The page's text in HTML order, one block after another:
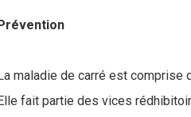
maladie de carré est comprise
fait partie des vices